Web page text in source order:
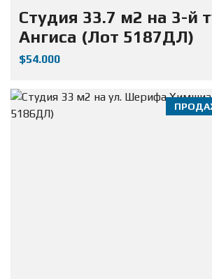
Студия 33.7 м2 на 3-й
Ангиса (Лот 5187ДЛ)
$54.000